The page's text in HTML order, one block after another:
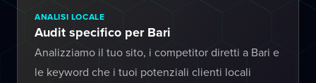
ANALISI LOCALE
Audit specifico per Bari
Analizziamo il tuo sito, i competitor diretti a Bari e
le keyword che i tuoi potenziali clienti locali